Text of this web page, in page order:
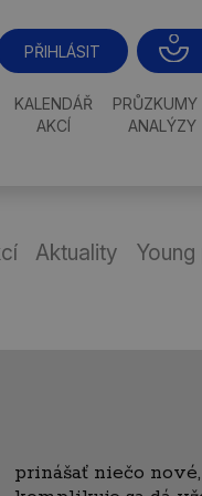
PŘIHLÁSIT
KALENDÁŘ
AKCÍ
PRŮZKUMY
ANALÝZY
Aktuality
prinášať niečo